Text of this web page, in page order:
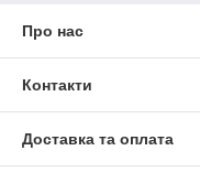
Про нас
Контакти
Доставка та оплата